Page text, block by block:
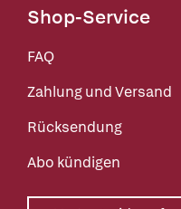
Shop-Service
FAQ
Zahlung und Versand
Rücksendung
Abo kündigen